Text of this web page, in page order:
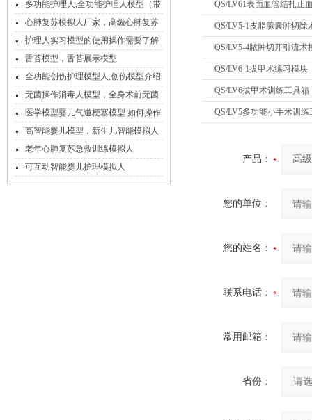
QS/LV61表面血管结扎止
QS/LV5-1皮脂腺囊肿切除
QS/LV5-4脓肿切开引流术
QS/LV6-1拔甲术练习模块
QS/LV6拔甲术训练工具箱
QS/LV5多功能小手术训练
产品：
您的单位：
您的姓名：
联系电话：
常用邮箱：
省份：
多功能护理人,全功能护理人模型（带
血压测量）
心肺复苏模拟人厂家，高级心肺复苏
人体模型
护理人实习模型的使用操作需要了解
的知识要点
舌苔模型，舌苔展示模型
全功能创伤护理模型人,创伤模型介绍
无菌操作消毒人模型，全身术前无菌
操作训练模型
医学模型婴儿气道梗塞模型 如何操作
培训
高智能婴儿模型，新生儿智能模拟人
老年心肺复苏急救训练模拟人
可互动智能婴儿护理模拟人